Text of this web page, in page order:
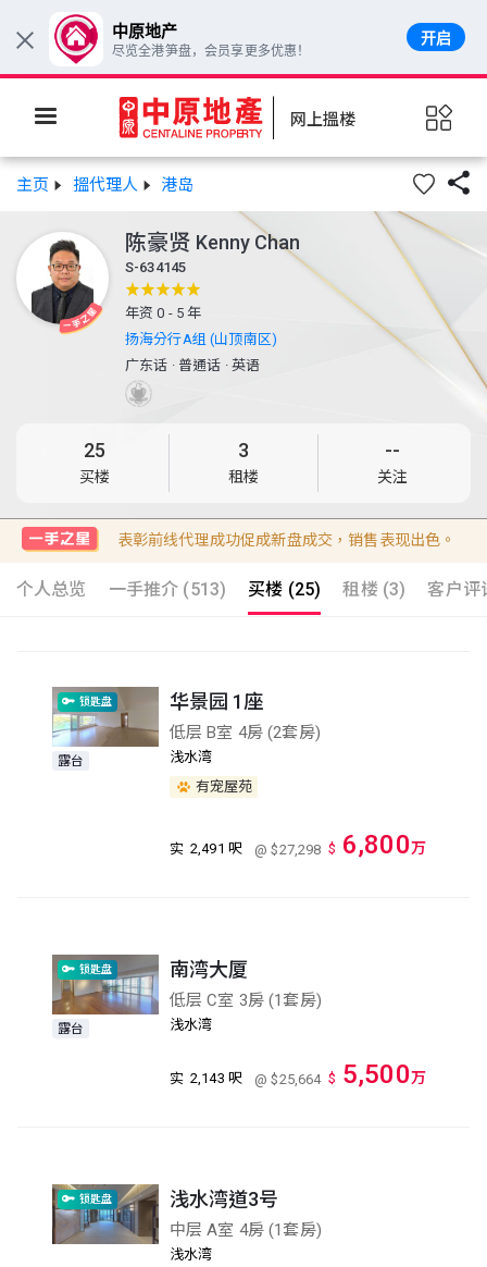
网上搵楼
主页 搵代理人 港岛 
陈豪贤 Kenny Chan
S-634145
年资 0 - 5 年
扬海分行A组 (山顶南区)
广东话 ·普通话 ·英语
25
买楼
3
租楼
--
关注
表彰前线代理成功促成新盘成交，销售表现出色。
个人总览 一手推介 (513) 买楼 (25) 租楼 (3) 客户评
锁匙盘
露台
华景园 1座
低层 B室 4房 (2套房)
浅水湾
有宠屋苑
实 2,491 呎 @ $27,298 $ 6,800万
锁匙盘
露台
南湾大厦
低层 C室 3房 (1套房)
浅水湾
实 2,143 呎 @ $25,664 $ 5,500万
锁匙盘 浅水湾道3号
中层 A室 4房 (1套房)
浅水湾
× 中原地产
尽览全港笋盘，会员享更多优惠！
开启